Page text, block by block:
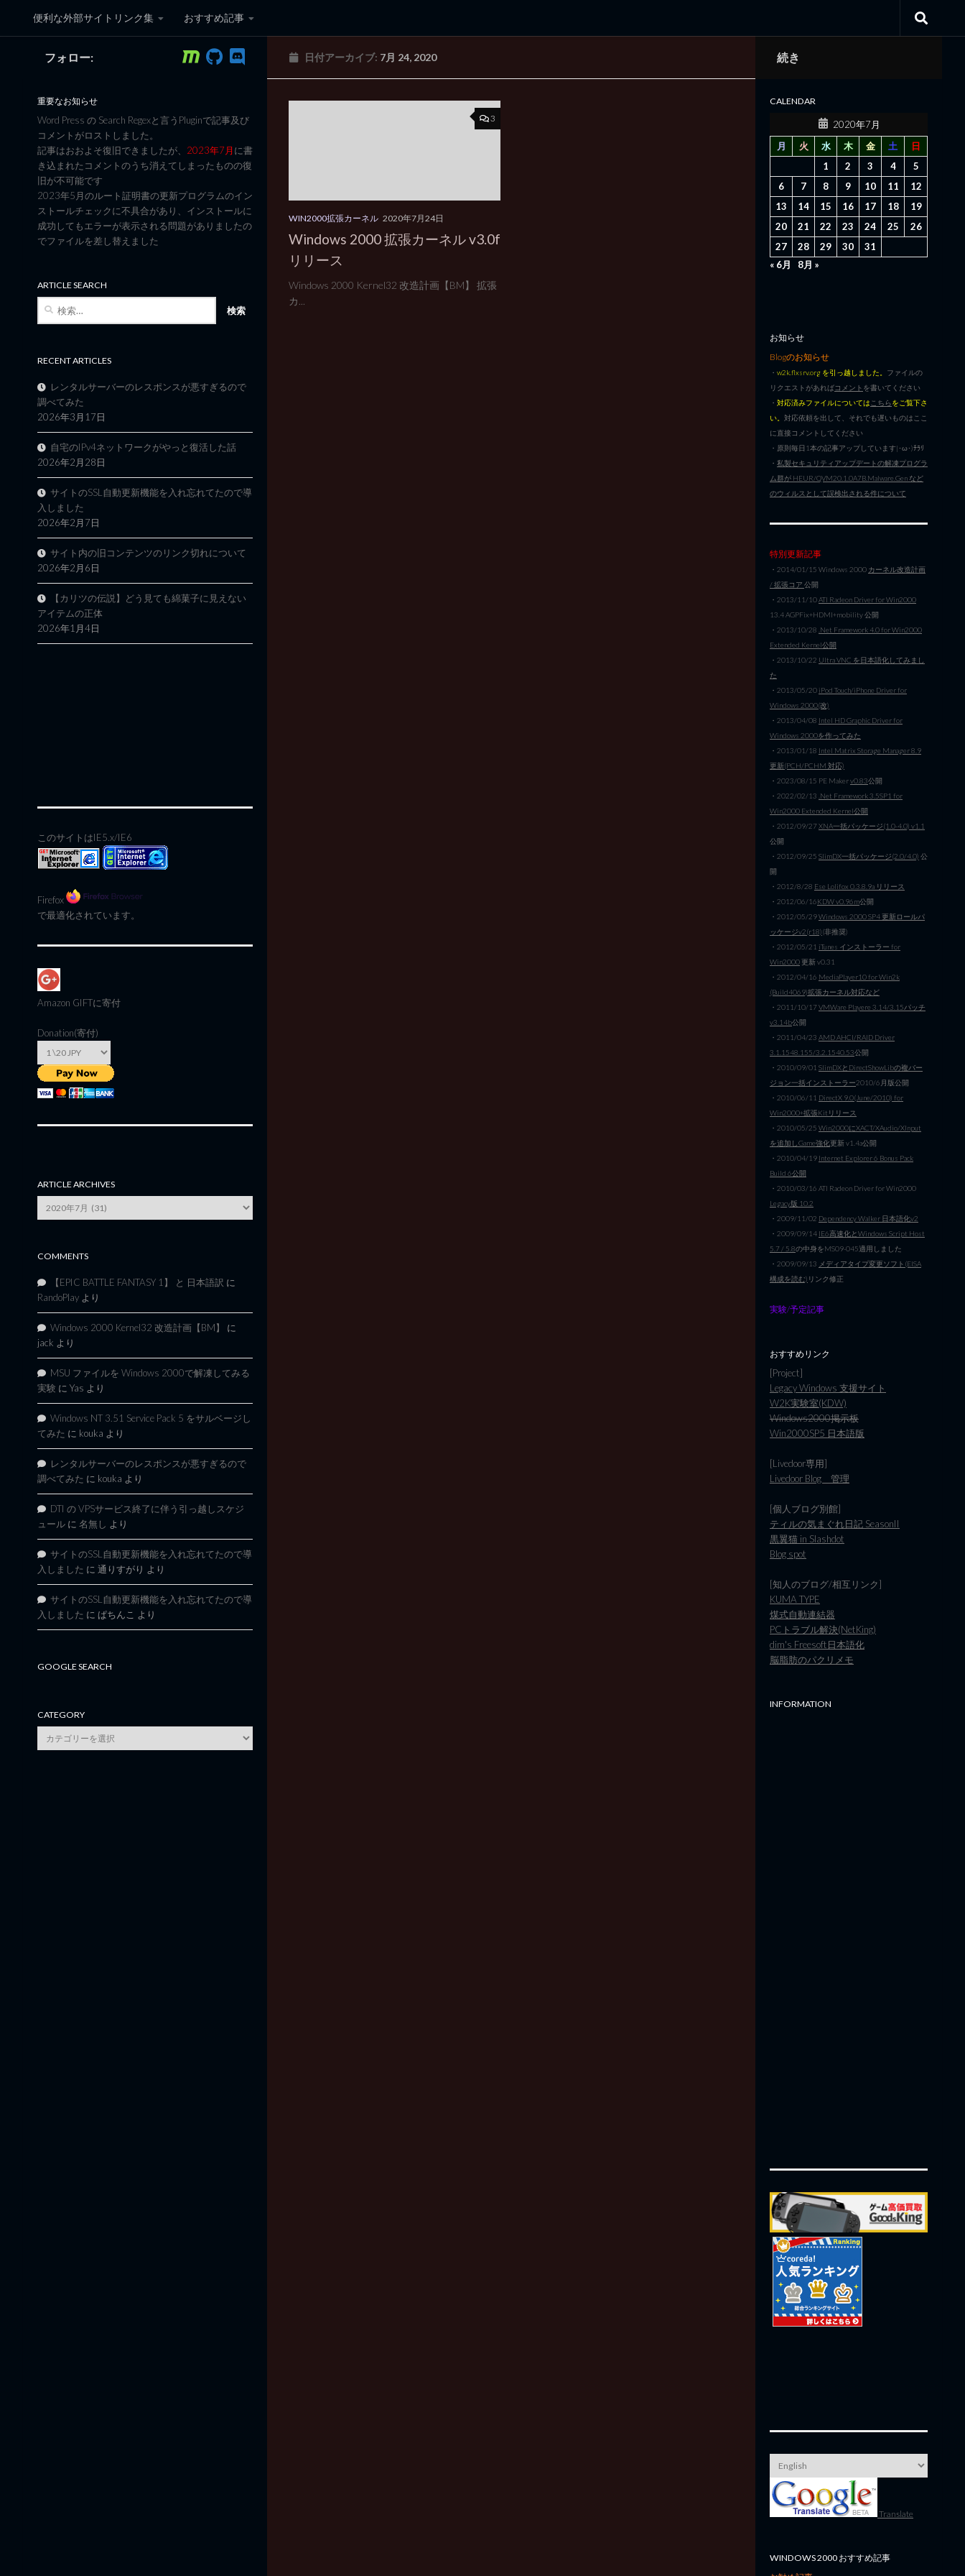
コンテンツへスキップ
便利な外部サイトリンク集 おすすめ記事
黒翼猫のコンピュータ日記 3rd Edition
日付アーカイブ: 7月 24, 2020
3
WIN2000拡張カーネル 2020年7月24日
Windows 2000 拡張カーネル v3.0f
リリース
Windows 2000 Kernel32 改造計画【BM】 拡張
カ...
フォロー:
重要なお知らせ
Word Press の Search Regexと言うPluginで記事及び
コメントがロストしました。
記事はおおよそ復旧できましたが、 2023年7月に書
き込まれたコメントのうち消えてしまったものの復
旧が不可能です
2023年5月のルート証明書の更新プログラムのイン
ストールチェックに不具合があり、インストールに
成功してもエラーが表示される問題がありましたの
でファイルを差し替えました
ARTICLE SEARCH
RECENT ARTICLES
レンタルサーバーのレスポンスが悪すぎるので
調べてみた
2026年3月17日
自宅のIPv4ネットワークがやっと復活した話
2026年2月28日
サイトのSSL自動更新機能を入れ忘れてたので導
入しました
2026年2月7日
サイト内の旧コンテンツのリンク切れについて
2026年2月6日
【カリツの伝説】どう見ても綿菓子に見えない
アイテムの正体
2026年1月4日
このサイトはIE5.x/IE6
Firefox
で最適化されています。
Amazon GIFTに寄付
Donation(寄付)
ARTICLE ARCHIVES
Archives
COMMENTS
【EPIC BATTLE FANTASY 1】 と 日本語訳 に
RandoPlay より
Windows 2000 Kernel32 改造計画【BM】
に
jack より
MSU ファイルを Windows 2000で解凍してみる
実験 に Yas より
Windows NT 3.51 Service Pack 5 をサルベージし
てみた に kouka より
レンタルサーバーのレスポンスが悪すぎるので
調べてみた に kouka より
DTI の VPSサービス終了に伴う引っ越しスケジ
ュール に 名無し より
サイトのSSL自動更新機能を入れ忘れてたので導
入しました に 通りすがり より
サイトのSSL自動更新機能を入れ忘れてたので導
入しました に ぱちんこ より
GOOGLE SEARCH
CATEGORY
category
続き
CALENDAR
2020年7月
月
火 水 木 金 土
日
1
2 3 4
5
6
7 8 9 10 11
12
13
14 15 16 17 18
19
20
21 22 23 24 25
26
27
28 29 30
31
« 6月
8月 »
お知らせ
Blogのお知らせ
・ w2k.flxsrv.org を引っ越しました。 ファイルの
リクエストがあればコメント を書いてください
・ 対応済みファイルについては こちらをご覧下さ
い。 対応依頼を出して、それでも遅いものはここ
に直接コメントしてください
・原則毎日1本の記事アップしています|･ω･)ﾁﾗﾘ
・ 私製セキュリティアップデートの解凍プログラ
ム群が HEUR/QVM20.1.0A7B.Malware.Gen など
のウィルスとして誤検出される件について
特別更新記事
・2014/01/15 Windows 2000 カーネル改造計画
/ 拡張コア 公開
・2013/11/10ATI Radeon Driver for Win2000
13.4 AGPFix+HDMI+mobility 公開
・2013/10/28 .Net Framework 4.0 for Win2000
Extended Kernel公開
・2013/10/22 Ultra VNC を日本語化してみまし
た
・2013/05/20 iPod Touch/iPhone Driver for
Windows 2000(改)
・2013/04/08 Intel HD Graphic Driver for
Windows 2000を作ってみた
・2013/01/18 Intel Matrix Storage Manager 8.9
更新(PCH/PCHM 対応)
・2023/08/15 PE Makerv0.83公開
・2022/02/13 .Net Framework 3.5SP1 for
Win2000 Extended Kernel公開
・2012/09/27XNA一括パッケージ(1.0-4.0) v1.1
公開
・2012/09/25 SlimDX一括パッケージ(2.0/4.0) 公
開
・2012/8/28 Ese Lolifox 0.3.8.9a リリース
・2012/06/16KDW v0.96m公開
・2012/05/29Windows 2000 SP4 更新ロールパ
ッケージv2(r18)(非推奨)
・2012/05/21 iTunes インストーラー for
Win2000更新 v0.31
・2012/04/16 MediaPlayer10 for Win2k
(Build4069)拡張カーネル対応など
・2011/10/17VMWare Playere 3.14/3.15パッチ
v3.14b公開
・2011/04/23 AMD AHCI/RAID Driver
3.1.1548.155/3.2.1540.53公開
・2010/09/01 SlimDXとDirectShowLibの複バー
ジョン一括インストーラー2010/6月版公開
・2010/06/11 DirectX 9.0(June/2010) for
Win2000+拡張Kitリリース
・2010/05/25 Win2000にXACT/XAudio/XInput
を追加しGame強化更新 v1.4a公開
・2010/04/19 Internet Explorer 6 Bonus Pack
Build 6公開
・2010/03/16 ATI Radeon Driver for Win2000
Legacy版 10.2
・2009/11/02 Dependency Walker 日本語化v2
・2009/09/14 IE6高速化とWindows Script Host
5.7 / 5.8の中身をMS09-045適用しました
・2009/09/13 メディアタイプ変更ソフト(EISA
構成を読む) リンク修正
実験/予定記事
おすすめリンク
[Project]
Legacy Windows 支援サイト
W2K実験室(KDW)
Windows2000掲示板
Win2000SP5 日本語版
[Livedoor専用]
Livedoor Blog 管理
[個人ブログ別館]
ティルの気まぐれ日記 SeasonII
黒翼猫 in Slashdot
Blog spot
[知人のブログ/相互リンク]
KUMA TYPE
煤式自動連結器
PCトラブル解決(NetKing)
dim's Freesoft日本語化
脳脂肪のパクリメモ
INFORMATION
Translate
WINDOWS 2000 おすすめ記事